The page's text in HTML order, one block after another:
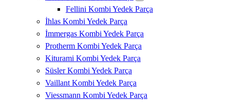
Fellini Kombi Yedek Parça
İhlas Kombi Yedek Parça
İmmergas Kombi Yedek Parça
Protherm Kombi Yedek Parça
Kiturami Kombi Yedek Parça
Süsler Kombi Yedek Parça
Vaillant Kombi Yedek Parça
Viessmann Kombi Yedek Parça